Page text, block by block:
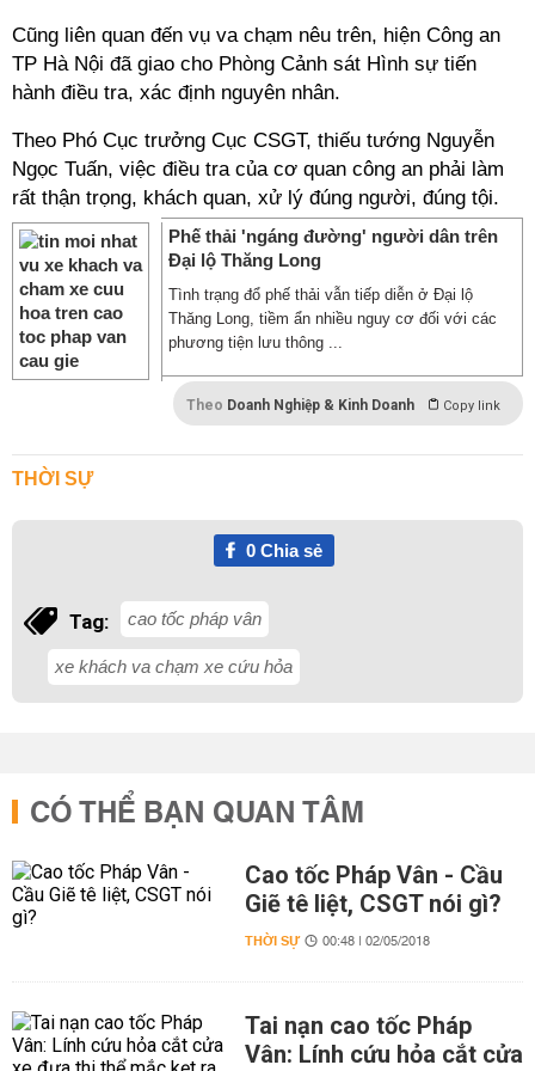
Cũng liên quan đến vụ va chạm nêu trên, hiện Công an
TP Hà Nội đã giao cho Phòng Cảnh sát Hình sự tiến
hành điều tra, xác định nguyên nhân.
Theo Phó Cục trưởng Cục CSGT, thiếu tướng Nguyễn
Ngọc Tuấn, việc điều tra của cơ quan công an phải làm
rất thận trọng, khách quan, xử lý đúng người, đúng tội.
Phế thải 'ngáng đường' người dân trên
Đại lộ Thăng Long
Tình trạng đổ phế thải vẫn tiếp diễn ở Đại lộ
Thăng Long, tiềm ẩn nhiều nguy cơ đối với các
phương tiện lưu thông ...
Theo Doanh Nghiệp & Kinh Doanh Copy link
THỜI SỰ
0Chia sẻ
Tag: cao tốc pháp vân
xe khách va chạm xe cứu hỏa
CÓ THỂ BẠN QUAN TÂM
Cao tốc Pháp Vân - Cầu
Giẽ tê liệt, CSGT nói gì?
THỜI SỰ 00:48 | 02/05/2018
Tai nạn cao tốc Pháp
Vân: Lính cứu hỏa cắt cửa